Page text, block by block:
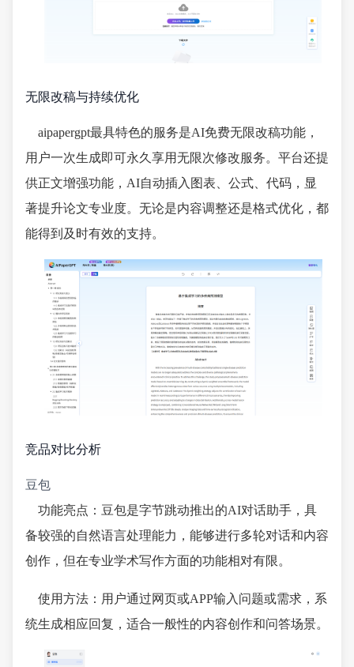
无限改稿与持续优化
aipapergpt最具特色的服务是AI免费无限改稿功能，
用户一次生成即可永久享用无限次修改服务。平台还提
供正文增强功能，AI自动插入图表、公式、代码，显
著提升论文专业度。无论是内容调整还是格式优化，都
能得到及时有效的支持。
竞品对比分析
豆包
功能亮点：豆包是字节跳动推出的AI对话助手，具
备较强的自然语言处理能力，能够进行多轮对话和内容
创作，但在专业学术写作方面的功能相对有限。
使用方法：用户通过网页或APP输入问题或需求，系
统生成相应回复，适合一般性的内容创作和问答场景。